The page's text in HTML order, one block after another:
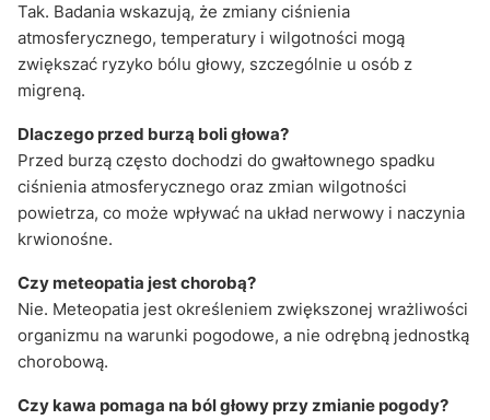
Tak. Badania wskazują, że zmiany ciśnienia
atmosferycznego, temperatury i wilgotności mogą
zwiększać ryzyko bólu głowy, szczególnie u osób z
migreną.
Dlaczego przed burzą boli głowa?
Przed burzą często dochodzi do gwałtownego spadku
ciśnienia atmosferycznego oraz zmian wilgotności
powietrza, co może wpływać na układ nerwowy i naczynia
krwionośne.
Czy meteopatia jest chorobą?
Nie. Meteopatia jest określeniem zwiększonej wrażliwości
organizmu na warunki pogodowe, a nie odrębną jednostką
chorobową.
Czy kawa pomaga na ból głowy przy zmianie pogody?